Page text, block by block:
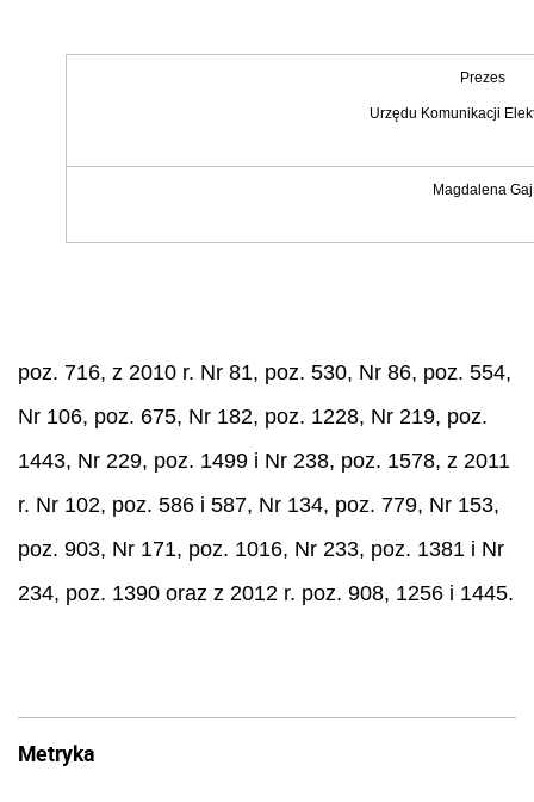
Prezes
Urzędu Komunikacji
Magdalena Gaj
poz. 716, z 2010 r. Nr 81, poz. 530, Nr 86, poz. 554,
Nr 106, poz. 675, Nr 182, poz. 1228, Nr 219, poz.
1443, Nr 229, poz. 1499 i Nr 238, poz. 1578, z 2011
r. Nr 102, poz. 586 i 587, Nr 134, poz. 779, Nr 153,
poz. 903, Nr 171, poz. 1016, Nr 233, poz. 1381 i Nr
234, poz. 1390 oraz z 2012 r. poz. 908, 1256 i 1445.
Metryka